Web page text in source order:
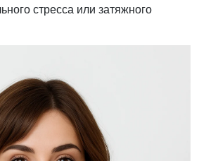
стресса или затяжного